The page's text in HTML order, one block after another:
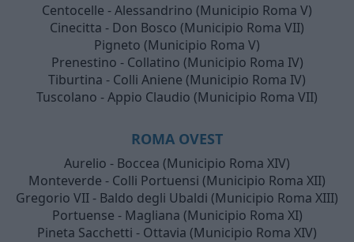
Centocelle - Alessandrino (Municipio Roma V)
Cinecitta - Don Bosco (Municipio Roma VII)
Pigneto (Municipio Roma V)
Prenestino - Collatino (Municipio Roma IV)
Tiburtina - Colli Aniene (Municipio Roma IV)
Tuscolano - Appio Claudio (Municipio Roma VII)
ROMA OVEST
Aurelio - Boccea (Municipio Roma XIV)
Monteverde - Colli Portuensi (Municipio Roma XII)
Gregorio VII - Baldo degli Ubaldi (Municipio Roma XIII)
Portuense - Magliana (Municipio Roma XI)
Pineta Sacchetti - Ottavia (Municipio Roma XIV)